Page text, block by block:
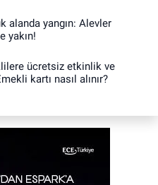
alanda yangın: Alevler
yakın!
ücretsiz etkinlik ve
kartı nasıl alınır?